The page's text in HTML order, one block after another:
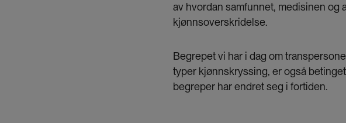
av hvordan samfunnet, medisinen og
kjønnsoverskridelse.
Begrepet vi har i dag om
typer kjønnskryssing, er også
begreper har endret seg i fortiden.